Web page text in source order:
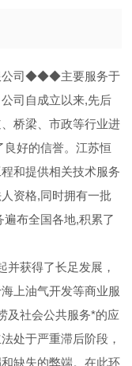
公司◆◆◆主要服务于
司自成立以来,先后
桥梁、市政等行业进
好的信誉。江苏恒
和提供相关技术服务
资格,同时拥有一批
布全国各地,积累了
并获得了长足发展，
上油气开发等商业服
及社会公共服务*的应
处于严重滞后阶段，
缺失的弊端。在此环